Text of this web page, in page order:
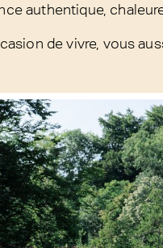
authentique,
de vivre, vous